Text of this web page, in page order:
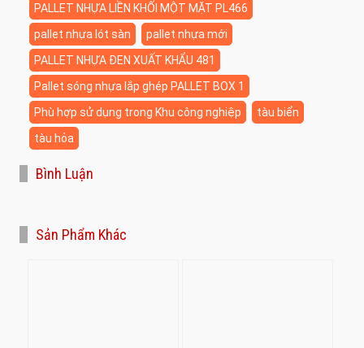
PALLET NHỰA LIỀN KHỐI MỘT MẶT PL466
pallet nhựa lót sàn
pallet nhựa mới
PALLET NHỰA ĐEN XUẤT KHẨU 481
Pallet sóng nhựa lắp ghép PALLET BOX 1
Phù hợp sử dụng trong Khu công nghiệp
tàu biển
tàu hỏa
Bình Luận
Sản Phẩm Khác